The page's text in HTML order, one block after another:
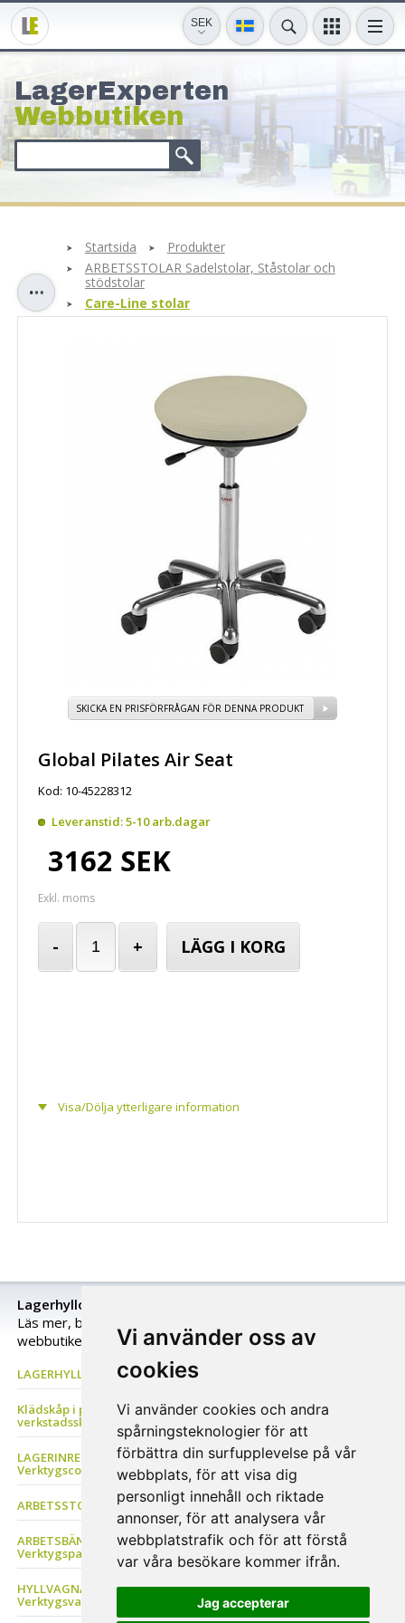
Vi använder oss av
cookies
Vi använder cookies och andra
spårningsteknologier för att
förbättra din surfupplevelse på vår
webbplats, för att visa dig
personligt innehåll och riktade
annonser, för att analysera vår
webbplatstrafik och för att förstå
var våra besökare kommer ifrån.
Jag accepterar
SEK
LagerExperten
Webbutiken
Startsida
Produkter
ARBETSSTOLAR Sadelstolar, Ståstolar och
stödstolar
Care-Line stolar
Global Pilates Air Seat
Kod: 10-45228312
Leveranstid: 5-10 arb.dagar
3162 SEK
Exkl. moms
- + LÄGG I KORG
Visa/Dölja ytterligare information
SKICKA EN PRISFÖRFRÅGAN FÖR DENNA PRODUKT
Lagerhyllor och lagerinredning för varje lagers behov
Läs mer, begär en individuell offert eller köp direkt i
webbutiken!
LAGERHYLLOR Lagerställ, Grenställ, Pallställ, Däckställ, Hyllställ
Klädskåp i plåt, Förvaringsskåp, Z-skåp, Bänkar, Plåtskåp &
verkstadsskåp, Backskåp
LAGERINREDNING Förvaringsbackar, Avfallshantering,
Verktygscontainer Plåthyllor & Stålhyllor
ARBETSSTOLAR Sadelstolar, Ståstolar och stödstolar
ARBETSBÄNK Verkstadsinredning, Verktygshurtsar,
Verktygspanel
HYLLVAGNAR Magasinkärror, Backvagn, Lyftbordsvagnar,
Verktygsvagn